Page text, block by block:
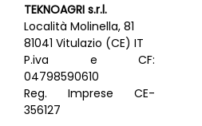
TEKNOAGRI s.r.l.
Località Molinella, 81
81041 Vitulazio (CE) IT
P.iva e CF:
04798590610
Reg. Imprese CE-
356127